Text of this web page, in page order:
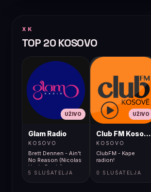
XK
TOP 20 KOSOVO
UŽIVO
Glam Radio
KOSOVO
Brett Dennen - Ain't
No Reason (Nicolas
Haelg Remix)
5 SLUŠATELJA
UŽIVO
Club FM Kosovë
KOSOVO
ClubFM - Kape
radion!
0 SLUŠATELJA